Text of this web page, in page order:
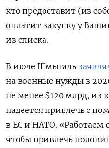
кто предоставит (из
оплатит закупку у
из списка.
В июле Шмыгаль
на военные нужды в
не менее $120 млрд, из
надеется привлечь с
в ЕС и НАТО. «Работаем
чтобы привлечь